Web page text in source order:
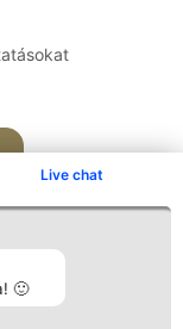
Live chat
🙂